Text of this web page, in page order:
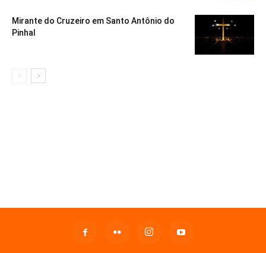
Mirante do Cruzeiro em Santo Antônio do
Pinhal